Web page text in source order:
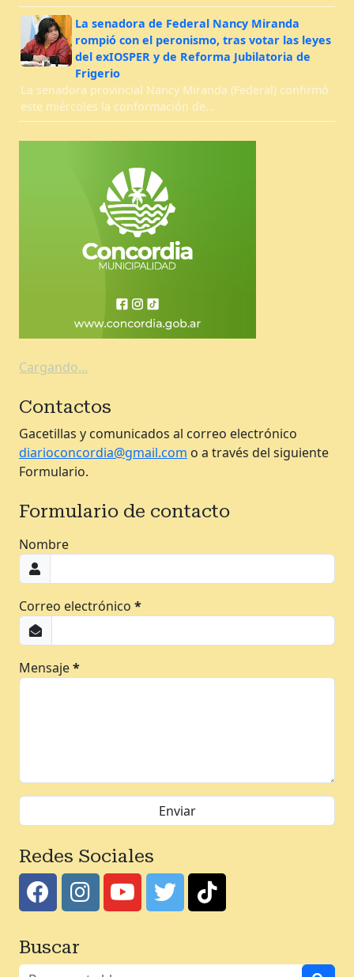
La senadora de Federal Nancy Miranda
rompió con el peronismo, tras votar las leyes
del exIOSPER y de Reforma Jubilatoria de
Frigerio
La senadora provincial Nancy Miranda (Federal) confirmó
este miércoles la conformación de…
Cargando...
Contactos
Gacetillas y comunicados al correo electrónico
diarioconcordia@gmail.com o a través del siguiente
Formulario.
Formulario de contacto
Nombre
Correo electrónico *
Mensaje*
Redes Sociales
Buscar